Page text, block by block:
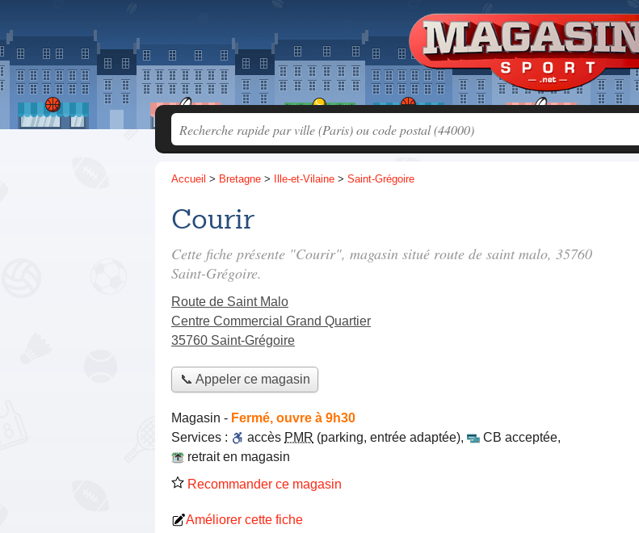
Accueil > Bretagne > Ille-et-Vilaine > Saint-Grégoire
Courir
Cette fiche présente "Courir", magasin situé route de saint malo, 35760
Saint-Grégoire.
Route de Saint Malo
Centre Commercial Grand Quartier
35760 Saint-Grégoire
📞 Appeler ce magasin
Magasin - Fermé, ouvre à 9h30
Services :
accès PMR (parking, entrée adaptée), CB acceptée,
retrait en magasin
Recommander ce magasin
Améliorer cette fiche